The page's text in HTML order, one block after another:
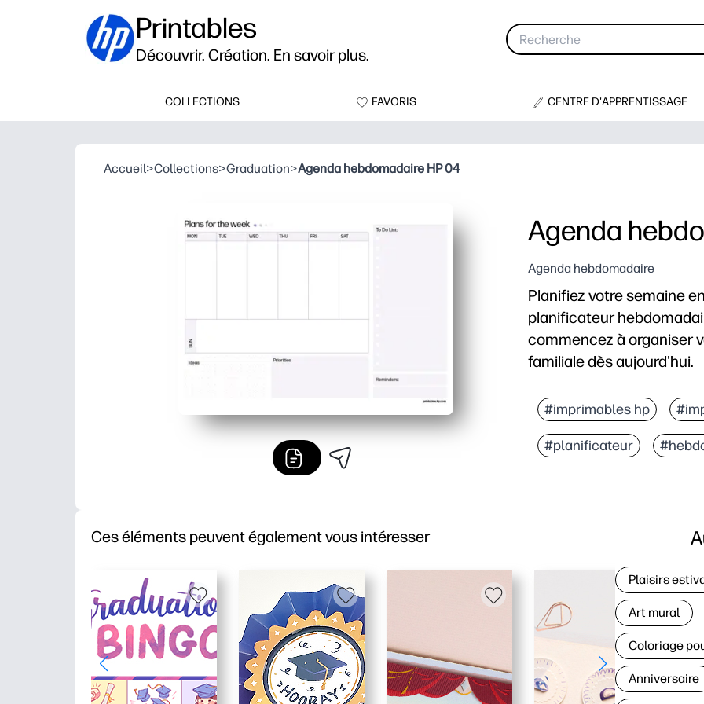
Printables
Découvrir. Création. En savoir plus.
COLLECTIONS FAVORIS CENTRE D'APPRENTISSAGE
Accueil>Collections>Graduation>Agenda hebdomadaire HP 04
Agenda
Agenda hebdomadaire
Planifiez votre semaine
planificateur
commencez à organiser
familiale dès aujourd'hui.
La mise en page Print
Des boîtes propres et
Le format non daté
#imprimables hp
#planificateur
Ces éléments peuvent également vous intéresser
Plaisirs
Art mural
Coloriage
Anniversaire